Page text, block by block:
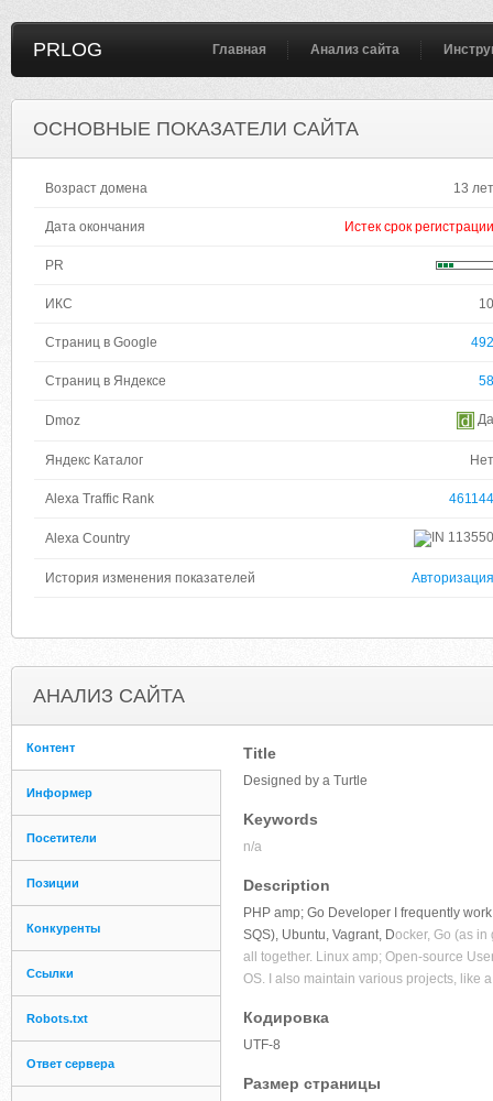
PRLOG Главная Анализ сайта
ОСНОВНЫЕ ПОКАЗАТЕЛИ САЙТА
Возраст домена 13 лет
Дата окончания Истек срок регистрации
PR
ИКС 10
Страниц в Google 492
Страниц в Яндексе 58
Dmoz Да
Яндекс Каталог Нет
Alexa Traffic Rank 461144
Alexa Country 113550
История изменения показателей Авторизация
АНАЛИЗ САЙТА
Контент
Информер
Посетители
Позиции
Конкуренты
Ссылки
Robots.txt
Ответ сервера
Title
Designed by a Turtle
Keywords
n/a
Description
PHP amp; Go Developer I frequently
SQS), Ubuntu, Vagrant, Docker, Go (as
all together. Linux amp; Open-source
OS. I also maintain various projects, like
Кодировка
UTF-8
Размер страницы